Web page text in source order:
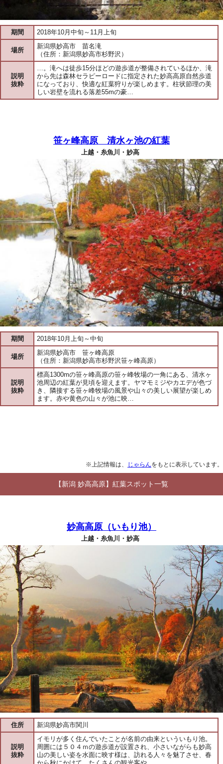
期間 2018年10月中旬～11月上旬
場所
新潟県妙高市 苗名滝
（住所：新潟県妙高市杉野沢）
説明
抜粋
…。滝へは徒歩15分ほどの遊歩道が整備されているほか、滝
から先は森林セラピーロードに指定された妙高高原自然歩道
になっており、快適な紅葉狩りが楽しめます。柱状節理の美
しい岩壁を流れる落差55mの豪…
笹ヶ峰高原 清水ヶ池の紅葉
上越・糸魚川・妙高
期間 2018年10月上旬～中旬
場所
新潟県妙高市 笹ヶ峰高原
（住所：新潟県妙高市杉野沢笹ヶ峰高原）
説明
抜粋
標高1300mの笹ヶ峰高原の笹ヶ峰牧場の一角にある、清水ヶ
池周辺の紅葉が見頃を迎えます。ヤマモミジやカエデが色づ
き、隣接する笹ヶ峰牧場の風景や山々の美しい展望が楽しめ
ます。赤や黄色の山々が池に映…
※上記情報は、 じゃらんをもとに表示しています。
【新潟 妙高高原】紅葉スポット一覧
妙高高原（いもり池）
上越・糸魚川・妙高
住所 新潟県妙高市関川
説明
抜粋
イモリが多く住んでいたことが名前の由来といういもり池。
周囲には５０４ｍの遊歩道が設置され、小さいながらも妙高
山の美しい姿を水面に映す様は、訪れる人々を魅了させ、春